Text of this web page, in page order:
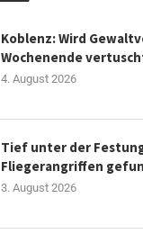
Koblenz: Wird
Wochenende
4. August 2026
Tief unter der
Fliegerangriffen
3. August 2026